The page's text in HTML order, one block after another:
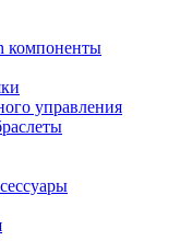
компоненты
управления